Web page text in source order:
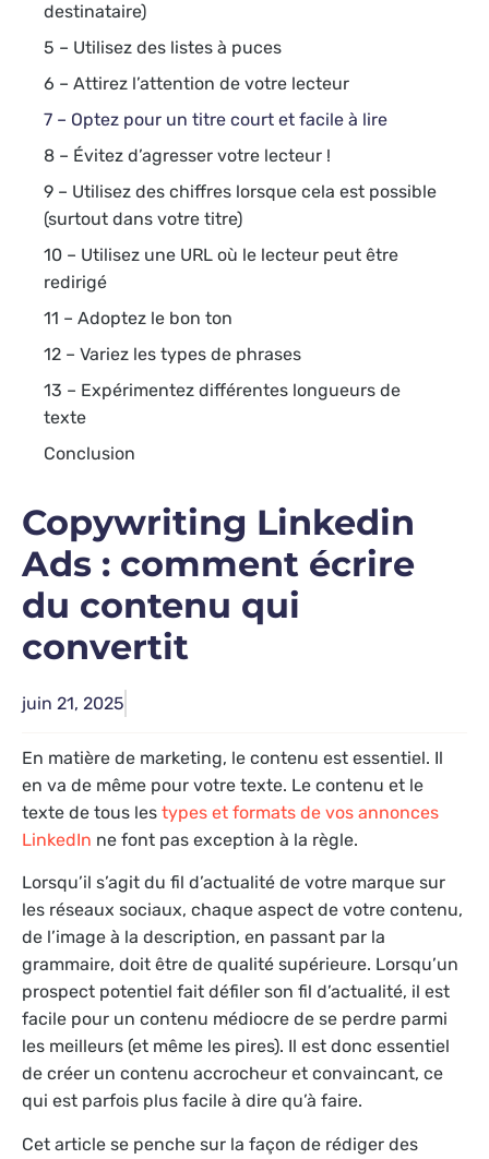
destinataire)
5 – Utilisez des listes à puces
6 – Attirez l’attention de votre lecteur
7 – Optez pour un titre court et facile à lire
8 – Évitez d’agresser votre lecteur !
9 – Utilisez des chiffres lorsque cela est possible
(surtout dans votre titre)
10 – Utilisez une URL où le lecteur peut être
redirigé
11 – Adoptez le bon ton
12 – Variez les types de phrases
13 – Expérimentez différentes longueurs de
texte
Conclusion
Copywriting Linkedin
Ads : comment écrire
du contenu qui
convertit
juin 21, 2025
En matière de marketing, le contenu est essentiel. Il
en va de même pour votre texte. Le contenu et le
texte de tous les types et formats de vos annonces
LinkedIn ne font pas exception à la règle.
Lorsqu’il s’agit du fil d’actualité de votre marque sur
les réseaux sociaux, chaque aspect de votre contenu,
de l’image à la description, en passant par la
grammaire, doit être de qualité supérieure. Lorsqu’un
prospect potentiel fait défiler son fil d’actualité, il est
facile pour un contenu médiocre de se perdre parmi
les meilleurs (et même les pires). Il est donc essentiel
de créer un contenu accrocheur et convaincant, ce
qui est parfois plus facile à dire qu’à faire.
Cet article se penche sur la façon de rédiger des